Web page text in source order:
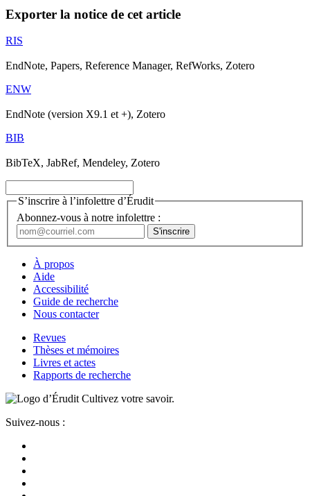
Exporter la notice de cet article
RIS
EndNote, Papers, Reference Manager, RefWorks, Zotero
ENW
EndNote (version X9.1 et +), Zotero
BIB
BibTeX, JabRef, Mendeley, Zotero
S’inscrire à l’infolettre d’Érudit
Abonnez-vous à notre infolettre :
À propos
Aide
Accessibilité
Guide de recherche
Nous contacter
Revues
Thèses et mémoires
Livres et actes
Rapports de recherche
Cultivez votre savoir.
Suivez-nous :